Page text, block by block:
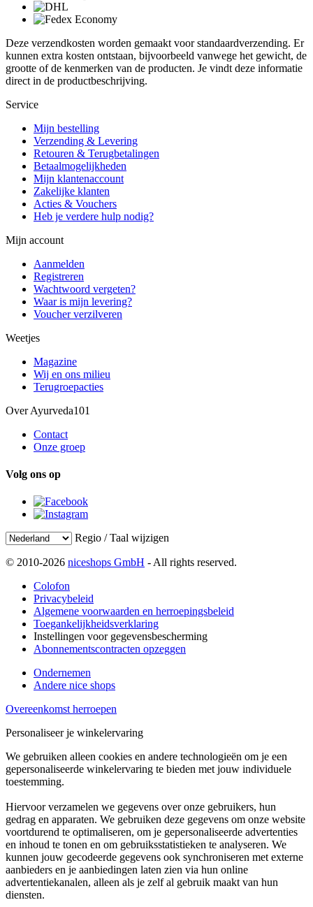
Deze verzendkosten worden gemaakt voor standaardverzending. Er
kunnen extra kosten ontstaan, bijvoorbeeld vanwege het gewicht, de
grootte of de kenmerken van de producten. Je vindt deze informatie
direct in de productbeschrijving.
Service
Mijn bestelling
Verzending & Levering
Retouren & Terugbetalingen
Betaalmogelijkheden
Mijn klantenaccount
Zakelijke klanten
Acties & Vouchers
Heb je verdere hulp nodig?
Mijn account
Aanmelden
Registreren
Wachtwoord vergeten?
Waar is mijn levering?
Voucher verzilveren
Weetjes
Magazine
Wij en ons milieu
Terugroepacties
Over Ayurveda101
Contact
Onze groep
Volg ons op
Regio / Taal wijzigen
© 2010-2026 niceshops GmbH - All rights reserved.
Colofon
Privacybeleid
Algemene voorwaarden en herroepingsbeleid
Toegankelijkheidsverklaring
Instellingen voor gegevensbescherming
Abonnementscontracten opzeggen
Ondernemen
Andere nice shops
Overeenkomst herroepen
Personaliseer je winkelervaring
We gebruiken alleen cookies en andere technologieën om je een
gepersonaliseerde winkelervaring te bieden met jouw individuele
toestemming.
Hiervoor verzamelen we gegevens over onze gebruikers, hun
gedrag en apparaten. We gebruiken deze gegevens om onze website
voortdurend te optimaliseren, om je gepersonaliseerde advertenties
en inhoud te tonen en om gebruiksstatistieken te analyseren. We
kunnen jouw gecodeerde gegevens ook synchroniseren met externe
aanbieders en je aanbiedingen laten zien via hun online
advertentiekanalen, alleen als je zelf al gebruik maakt van hun
diensten.